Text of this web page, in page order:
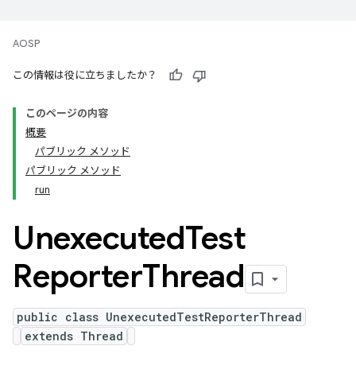
AOSP
この情報は役に立ちましたか？
このページの内容
概要
パブリック メソッド
パブリック メソッド
run
UnexecutedTest
ReporterThread
public class UnexecutedTestReporterThread
extends Thread